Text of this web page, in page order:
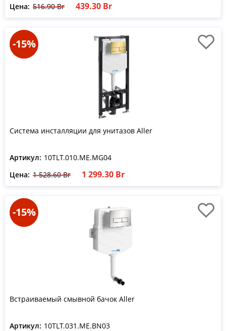
Цена: 516.90 Br 439.30 Br
-15%
Система инсталляции для унитазов Aller
Артикул: 10TLT.010.ME.MG04
Цена: 1 528.60 Br 1 299.30 Br
-15%
Встраиваемый смывной бачок Aller
Артикул: 10TLT.031.ME.BN03